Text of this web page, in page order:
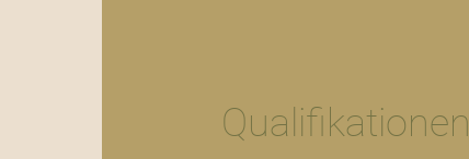
Qualifikationen